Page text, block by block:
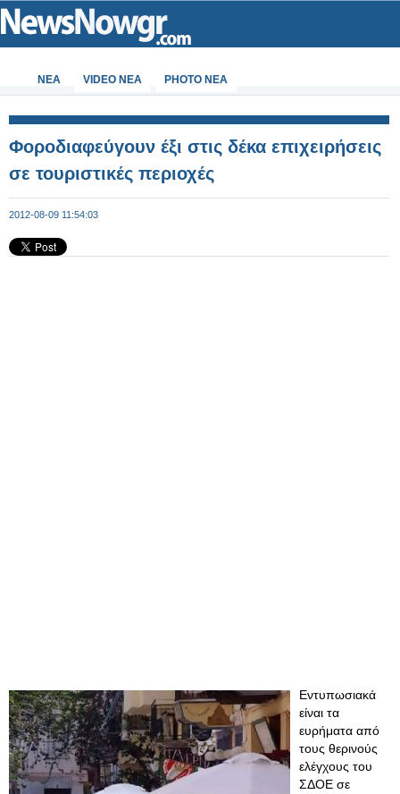
ΝΕΑ VIDEO NEA PHOTO NEA
Φοροδιαφεύγουν έξι στις δέκα επιχειρήσεις
σε τουριστικές περιοχές
2012-08-09 11:54:03
Εντυπωσιακά
είναι τα
ευρήματα από
τους θερινούς
ελέγχους του
ΣΔΟΕ σε